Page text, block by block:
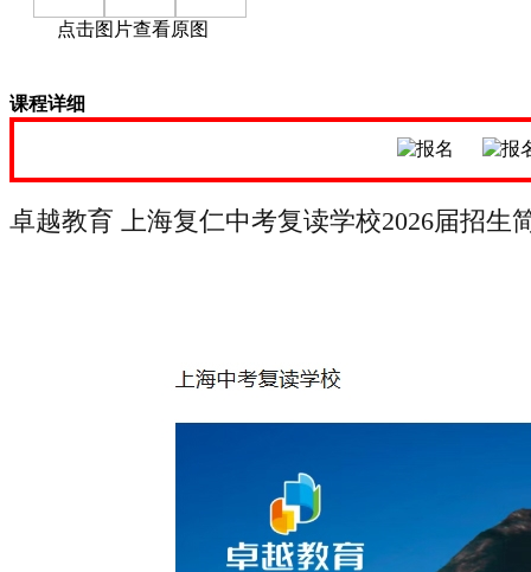
点击图片查看原图
课程详细
卓越教育 上海复仁中考复读学校2026届招生